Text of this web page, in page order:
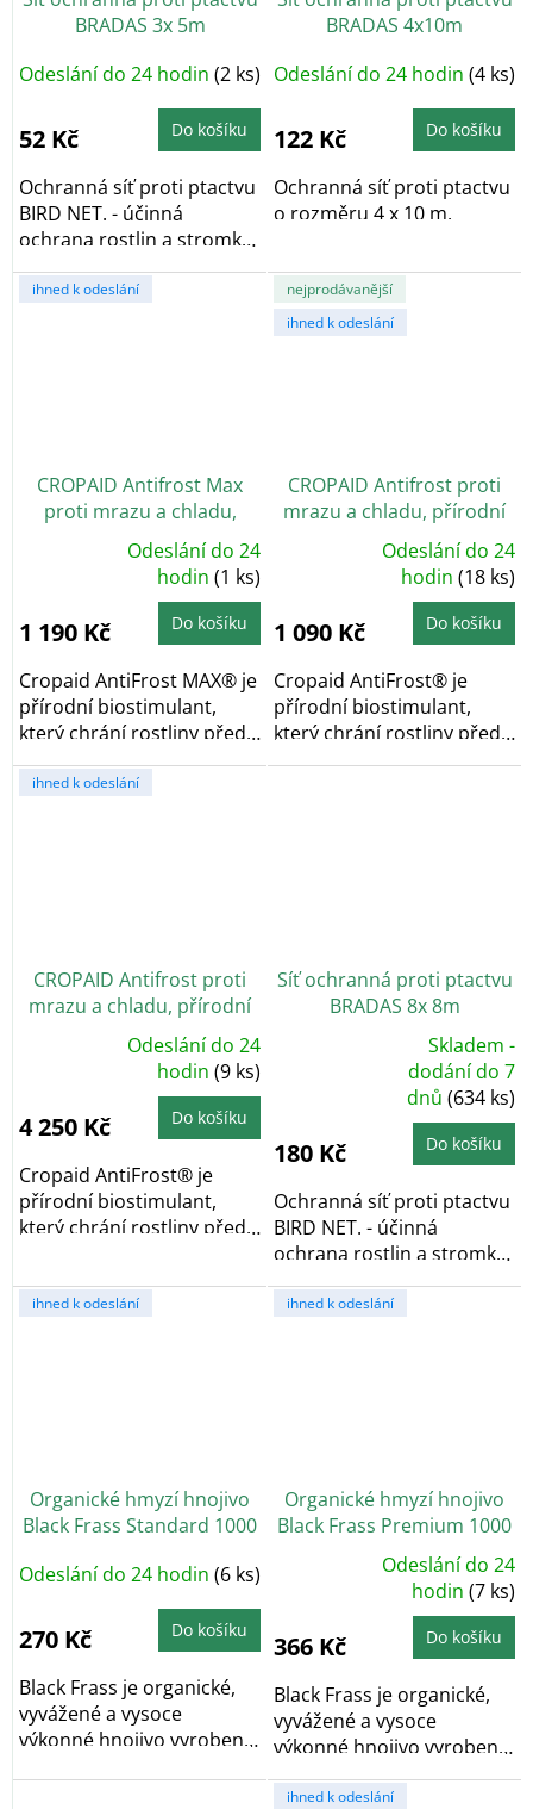
BRADAS 3x 5m
Odeslání do 24 hodin (2 ks)
52 Kč Do košíku
Ochranná síť proti ptactvu
BIRD NET. - účinná
ochrana rostlin a stromků
před škodami...
BRADAS 4x10m
Odeslání do 24 hodin (4 ks)
122 Kč Do košíku
Ochranná síť proti ptactvu
o rozměru 4 x 10 m.
ihned k odeslání
CROPAID Antifrost Max
proti mrazu a chladu,
přírodní biostimulant, 1 l
5,0
z
5
Odeslání do 24
hodin(1 ks)
1 190 Kč Do košíku
Cropaid AntiFrost MAX® je
přírodní biostimulant,
který chrání rostliny před
poškozením...
nejprodávanější
ihned k odeslání
CROPAID Antifrost proti
mrazu a chladu, přírodní
biostimulant, 1 l
4,8
z
5
Odeslání do 24
hodin(18 ks)
1 090 Kč Do košíku
Cropaid AntiFrost® je
přírodní biostimulant,
který chrání rostliny před
poškozením...
ihned k odeslání
CROPAID Antifrost proti
mrazu a chladu, přírodní
biostimulant, 5 l
5,0
z
5
Odeslání do 24
hodin(9 ks)
4 250 Kč Do košíku
Cropaid AntiFrost® je
přírodní biostimulant,
který chrání rostliny před
Síť ochranná proti ptactvu
BRADAS 8x 8m
z
5
hvězdiček.
Skladem -
dodání do 7
dnů(634 ks)
180 Kč Do košíku
Ochranná síť proti ptactvu
BIRD NET. - účinná
ochrana rostlin a stromků
před škodami...
ihned k odeslání
Organické hmyzí hnojivo
Black Frass Standard 1000
Odeslání do 24 hodin (6 ks)
270 Kč Do košíku
Black Frass je organické,
vyvážené a vysoce
výkonné hnojivo vyrobené
ihned k odeslání
Organické hmyzí hnojivo
Black Frass Premium 1000
g
5,0
z
5
Odeslání do 24
hodin(7 ks)
366 Kč Do košíku
Black Frass je organické,
vyvážené a vysoce
výkonné hnojivo vyrobené
z hmyzího trusu,...
ihned k odeslání